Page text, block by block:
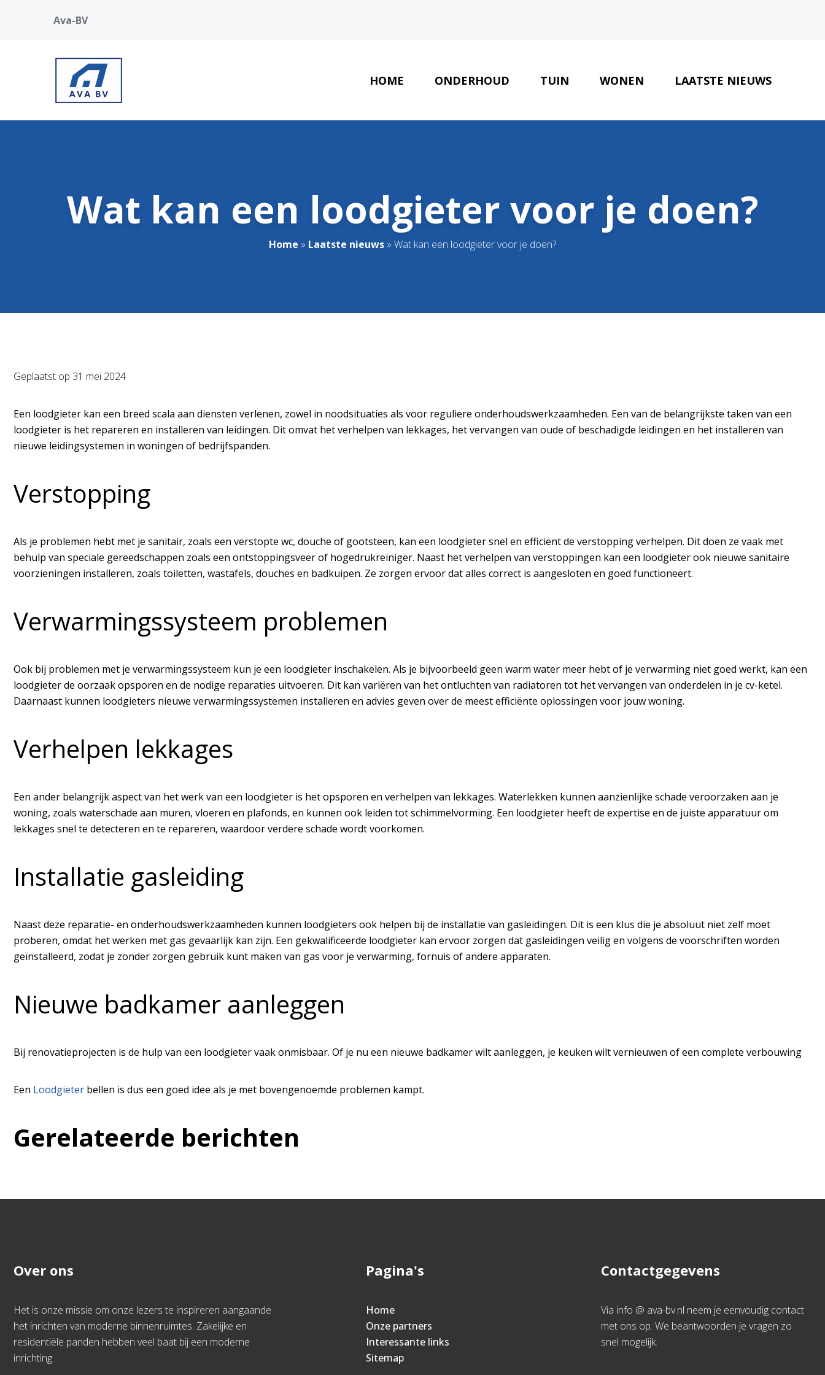
Ava-BV
HOME ONDERHOUD TUIN WONEN LAATSTE NIEUWS
Wat kan een loodgieter voor je doen?
Home » Laatste nieuws » Wat kan een loodgieter voor je doen?
Geplaatst op 31 mei 2024
Een loodgieter kan een breed scala aan diensten verlenen, zowel in noodsituaties als voor reguliere onderhoudswerkzaamheden. Een van de belangrijkste taken van een
loodgieter is het repareren en installeren van leidingen. Dit omvat het verhelpen van lekkages, het vervangen van oude of beschadigde leidingen en het installeren van
nieuwe leidingsystemen in woningen of bedrijfspanden.
Verstopping
Als je problemen hebt met je sanitair, zoals een verstopte wc, douche of gootsteen, kan een loodgieter snel en efficiënt de verstopping verhelpen. Dit doen ze vaak met
behulp van speciale gereedschappen zoals een ontstoppingsveer of hogedrukreiniger. Naast het verhelpen van verstoppingen kan een loodgieter ook nieuwe sanitaire
voorzieningen installeren, zoals toiletten, wastafels, douches en badkuipen. Ze zorgen ervoor dat alles correct is aangesloten en goed functioneert.
Verwarmingssysteem problemen
Ook bij problemen met je verwarmingssysteem kun je een loodgieter inschakelen. Als je bijvoorbeeld geen warm water meer hebt of je verwarming niet goed werkt, kan een
loodgieter de oorzaak opsporen en de nodige reparaties uitvoeren. Dit kan variëren van het ontluchten van radiatoren tot het vervangen van onderdelen in je cv-ketel.
Daarnaast kunnen loodgieters nieuwe verwarmingssystemen installeren en advies geven over de meest efficiënte oplossingen voor jouw woning.
Verhelpen lekkages
Een ander belangrijk aspect van het werk van een loodgieter is het opsporen en verhelpen van lekkages. Waterlekken kunnen aanzienlijke schade veroorzaken aan je
woning, zoals waterschade aan muren, vloeren en plafonds, en kunnen ook leiden tot schimmelvorming. Een loodgieter heeft de expertise en de juiste apparatuur om
lekkages snel te detecteren en te repareren, waardoor verdere schade wordt voorkomen.
Installatie gasleiding
Naast deze reparatie- en onderhoudswerkzaamheden kunnen loodgieters ook helpen bij de installatie van gasleidingen. Dit is een klus die je absoluut niet zelf moet
proberen, omdat het werken met gas gevaarlijk kan zijn. Een gekwalificeerde loodgieter kan ervoor zorgen dat gasleidingen veilig en volgens de voorschriften worden
geïnstalleerd, zodat je zonder zorgen gebruik kunt maken van gas voor je verwarming, fornuis of andere apparaten.
Nieuwe badkamer aanleggen
Bij renovatieprojecten is de hulp van een loodgieter vaak onmisbaar. Of je nu een nieuwe badkamer wilt aanleggen, je keuken wilt vernieuwen of een complete verbouwing
Een Loodgieter bellen is dus een goed idee als je met bovengenoemde problemen kampt.
Gerelateerde berichten
Over ons
Het is onze missie om onze lezers te inspireren aangaande
het inrichten van moderne binnenruimtes. Zakelijke en
residentiële panden hebben veel baat bij een moderne
inrichting.
Pagina's
Home
Onze partners
Interessante links
Sitemap
Contactgegevens
Via info @ ava-bv.nl neem je eenvoudig contact
met ons op. We beantwoorden je vragen zo
snel mogelijk.